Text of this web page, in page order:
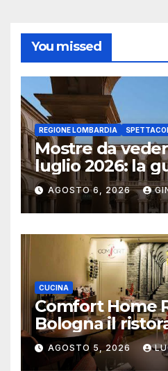
You missed
REGIONE LOMBARDIA
Mostre da
luglio 2026: la
aggiornata
AGOSTO 6, 2026
CUCINA
Comfort Home
Bologna il
trasforma
un’esperienza
AGOSTO 5, 2026